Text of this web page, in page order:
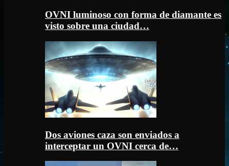
OVNI luminoso con forma de diamante es
visto sobre una ciudad…
Dos aviones caza son enviados a
interceptar un OVNI cerca de…